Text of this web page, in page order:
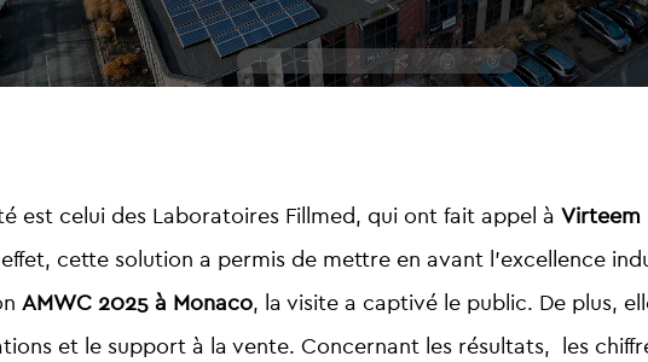
est celui des Laboratoires Fillmed, qui ont fait appel à Virteem
effet, cette solution a permis de mettre en avant l’excellence
AMWC 2025 à Monaco, la visite a captivé le public. De plus,
et le support à la vente. Concernant les résultats, les